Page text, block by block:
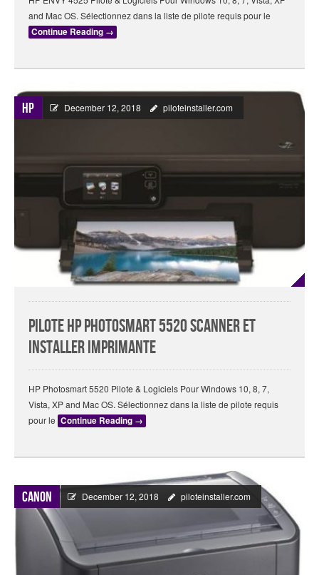
and Mac OS. Sélectionnez dans la liste de pilote requis pour le
Continue Reading →
HP December 12, 2018 piloteinstaller.com
Pilote HP Photosmart 5520 Scanner Et
Installer Imprimante
HP Photosmart 5520 Pilote & Logiciels Pour Windows 10, 8, 7,
Vista, XP and Mac OS. Sélectionnez dans la liste de pilote requis
pour le Continue Reading →
Canon December 12, 2018 piloteinstaller.com